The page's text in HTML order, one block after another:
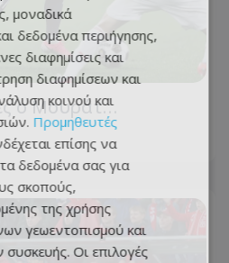
ο Μουράτ…
μοναδικά
δεδομένα περιήγησης,
διαφημίσεις και
διαφημίσεων και
κοινού και
Προμηθευτές
επίσης να
δεδομένα σας για
σκοπούς,
της χρήσης
γεωεντοπισμού και
συσκευής. Οι επιλογές